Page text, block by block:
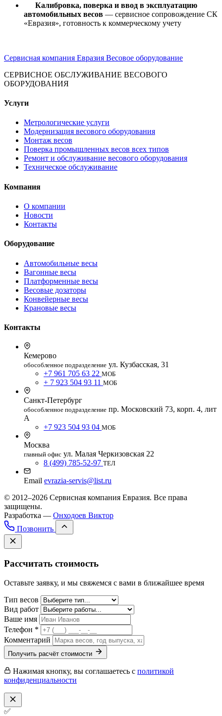
Калибровка, поверка и ввод в эксплуатацию
автомобильных весов — сервисное сопровождение СК
«Евразия», готовность к коммерческому учету
Сервисная компания Евразия Весовое оборудование
СЕРВИСНОЕ ОБСЛУЖИВАНИЕ ВЕСОВОГО
ОБОРУДОВАНИЯ
Услуги
Метрологические услуги
Модернизация весового оборудования
Монтаж весов
Поверка промышленных весов всех типов
Ремонт и обслуживание весового оборудования
Техническое обслуживание
Компания
О компании
Новости
Контакты
Оборудование
Автомобильные весы
Вагонные весы
Платформенные весы
Весовые дозаторы
Конвейерные весы
Крановые весы
Контакты
Кемерово
обособленное подразделение ул. Кузбасская, 31
+7 961 705 63 22 МОБ
+ 7 923 504 93 11 МОБ
Санкт-Петербург
обособленное подразделение пр. Московский 73, корп. 4, лит
А
+7 923 504 93 04 МОБ
Москва
главный офис ул. Малая Черкизовская 22
8 (499) 785-52-97 ТЕЛ
Email evrazia-servis@list.ru
© 2012–2026 Сервисная компания Евразия. Все права
защищены.
Разработка — Онходоев Виктор
Позвонить
Рассчитать стоимость
Оставьте заявку, и мы свяжемся с вами в ближайшее время
Тип весов
Вид работ
Ваше имя
Телефон *
Комментарий
Получить расчёт стоимости
Нажимая кнопку, вы соглашаетесь с политикой
конфиденциальности
✅